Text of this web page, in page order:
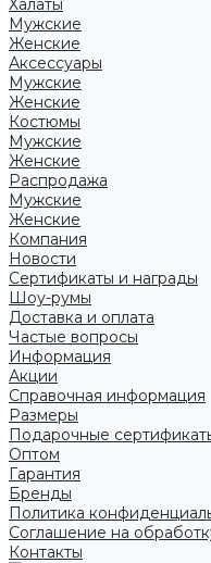
Халаты
Мужские
Женские
Аксессуары
Мужские
Женские
Костюмы
Мужские
Женские
Распродажа
Мужские
Женские
Компания
Новости
Сертификаты и награды
Шоу-румы
Доставка и оплата
Частые вопросы
Информация
Акции
Справочная информация
Размеры
Подарочные
Оптом
Гарантия
Бренды
Политика
Соглашение на
Контакты